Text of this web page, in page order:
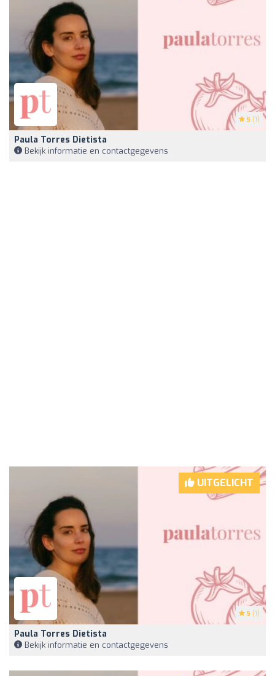
5 (1)
Paula Torres Dietista
Bekijk informatie en contactgegevens
UITGELICHT
5 (1)
Paula Torres Dietista
Bekijk informatie en contactgegevens